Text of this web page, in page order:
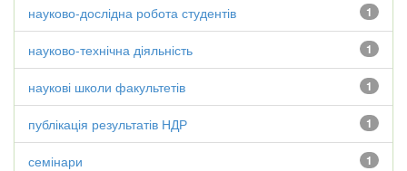
1
науково-дослідна робота студентів
1
науково-технічна діяльність
1
наукові школи факультетів
1
публікація результатів НДР
1
семінари